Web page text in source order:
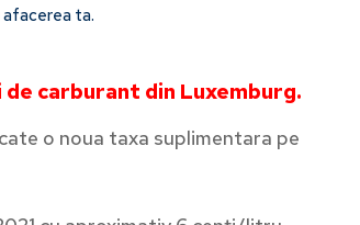
ta.
carburant din Luxemburg.
o noua taxa suplimentara pe